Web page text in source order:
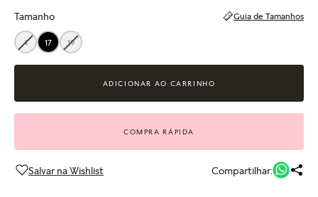
Tamanho
Guia de Tamanhos
4 17 19
ADICIONAR AO CARRINHO
COMPRA RÁPIDA
Compartilhar: